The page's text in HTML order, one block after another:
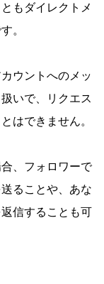
もダイレクトメ
。
ウントへのメッ
いで、リクエス
はできません。
、フォロワーで
ることや、あな
信することも可